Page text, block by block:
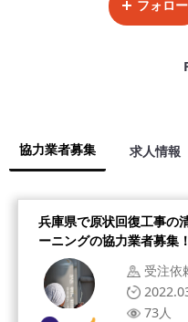
フォロー
協力業者募集 求人情報
兵庫県で原状回復工事の
ーニングの協力業者募集
受注依
73人